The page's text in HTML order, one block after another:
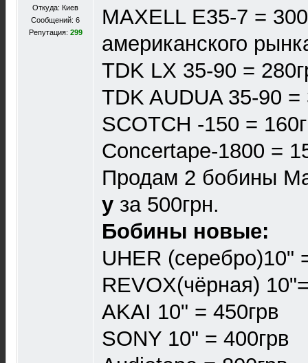
Откуда: Киев
Сообщений: 6
Репутация: 299
MAXELL E35-7 =
американского
TDK LX 35-90 =
TDK AUDUA 35-90 =
SCOTCH -150 =
Concertape-1800 =
Продам 2 бобины
у за 500грн.
Бобины новые:
UHER (серебро)10"
REVOX(чёрная)
AKAI 10" = 450грв
SONY 10" = 400грв